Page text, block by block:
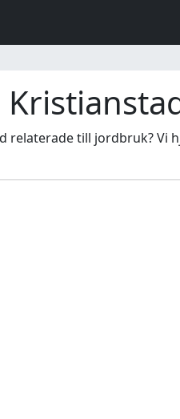
relaterade till jordbruk?